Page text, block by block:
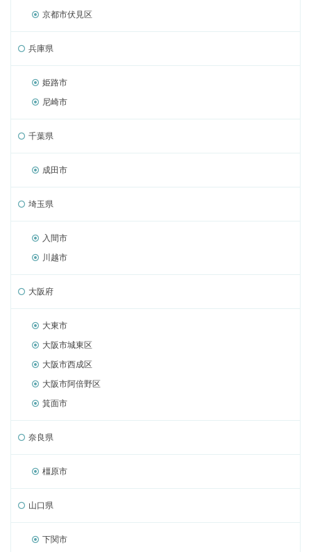
京都市伏見区
兵庫県
姫路市
尼崎市
千葉県
成田市
埼玉県
入間市
川越市
大阪府
大東市
大阪市城東区
大阪市西成区
大阪市阿倍野区
箕面市
奈良県
橿原市
山口県
下関市